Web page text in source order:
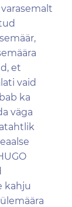
et
vaid
ka
väga
kahju